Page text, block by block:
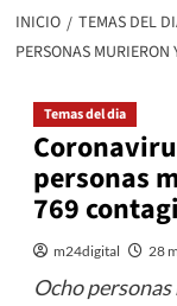
INICIO TEMAS DEL
PERSONAS
Temas del dia
personas
769
m24digital 28
Ocho